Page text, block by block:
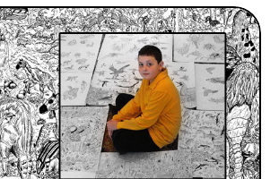
PEOPLE
FOOD
BONS PLANS
SOUTENEZ KULTT